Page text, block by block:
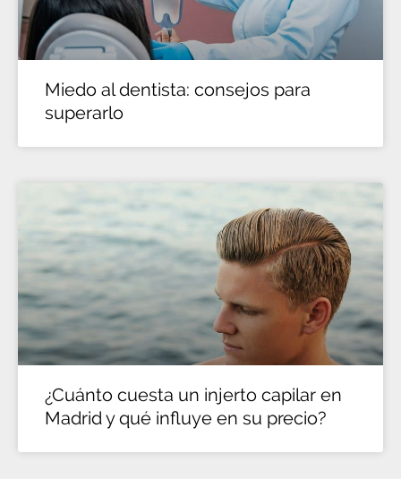
Miedo al dentista: consejos para
superarlo
¿Cuánto cuesta un injerto capilar en
Madrid y qué influye en su precio?